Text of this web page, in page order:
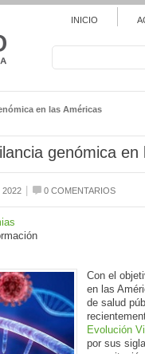
INICIO
en las Américas
genómica en
2022 0 COMENTARIOS
Con el
en las
de salud
Evolución
por sus